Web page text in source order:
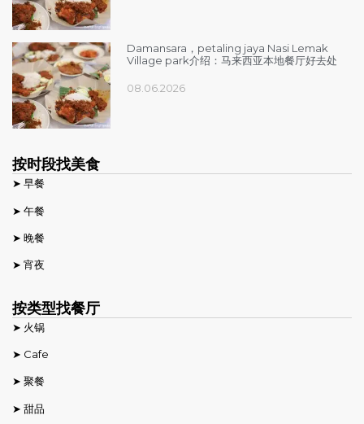
Damansara，petaling jaya Nasi Lemak
Village park介绍：马来西亚本地餐厅好去处
08.06.2026
按时段找美食
➤ 早餐
➤ 午餐
➤ 晚餐
➤ 宵夜
按类型找餐厅
➤ 火锅
➤ Cafe
➤ 聚餐
➤ 甜品